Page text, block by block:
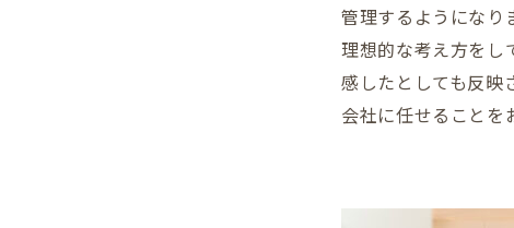
管理するようになり
理想的な考え方をし
感したとしても反映
会社に任せることを